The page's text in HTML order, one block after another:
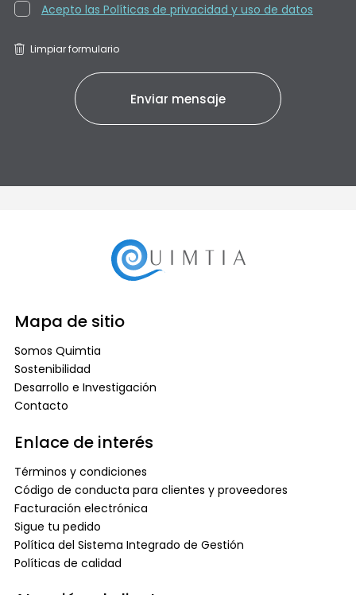
Acepto las Políticas de privacidad y uso de datos
Limpiar formulario
Mapa de sitio
Somos Quimtia
Sostenibilidad
Desarrollo e Investigación
Contacto
Enlace de interés
Términos y condiciones
Código de conducta para clientes y proveedores
Facturación electrónica
Sigue tu pedido
Política del Sistema Integrado de Gestión
Políticas de calidad